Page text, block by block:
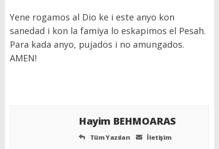
Yene rogamos al Dio ke i este anyo kon
sanedad i kon la famiya lo eskapimos el Pesah.
Para kada anyo, pujados i no amungados.
AMEN!
Hayim BEHMOARAS
Tüm Yazıları İletişim